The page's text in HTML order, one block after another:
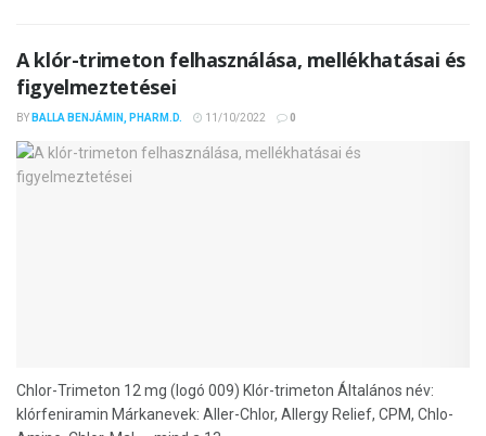
A klór-trimeton felhasználása, mellékhatásai és
figyelmeztetései
BY BALLA BENJÁMIN, PHARM.D. 11/10/2022 0
Chlor-Trimeton 12 mg (logó 009) Klór-trimeton Általános név:
klórfeniramin Márkanevek: Aller-Chlor, Allergy Relief, CPM, Chlo-